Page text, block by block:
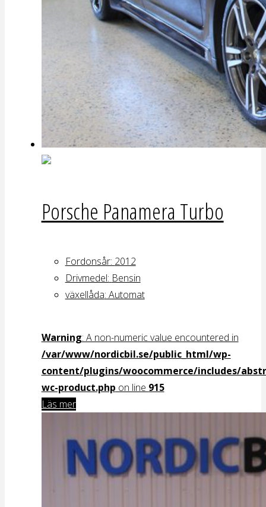
Porsche Panamera Turbo
Fordonsår: 2012
Drivmedel: Bensin
växellåda: Automat
Warning: A non-numeric value encountered in
/var/www/nordicbil.se/public_html/wp-
content/plugins/woocommerce/includes/
wc-product.php on line 915
Läs mer